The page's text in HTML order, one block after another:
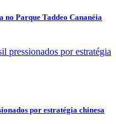
Parque Taddeo Cananéia
por estratégia chinesa